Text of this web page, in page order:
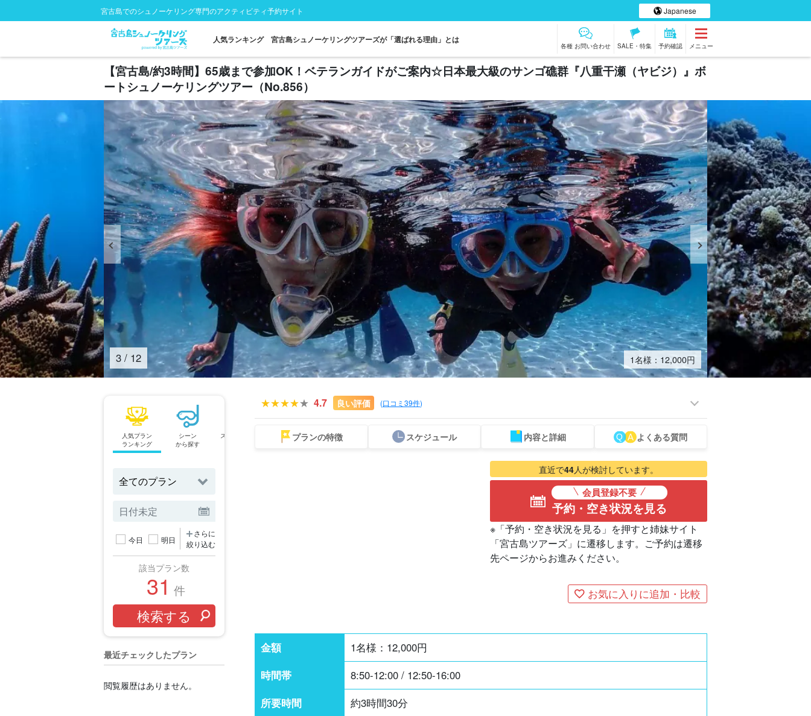
宮古島でのシュノーケリング専門のアクティビティ予約サイト Japanese
人気ランキング 宮古島シュノーケリングツアーズが「選ばれる理由」とは
各種 お問い合わせ SALE・特集 予約確認 メニュー
【宮古島/約3時間】65歳まで参加OK！ベテランガイドがご案内☆日本最大級のサンゴ礁群『八重干瀬（ヤビジ）』ボ
ートシュノーケリングツアー（No.856）
4 / 12 1名様： 12,000円
人気プラン
ランキング
シーン
から探す
スポットから
当日予約OK
プラン
送迎付きプラン ウミガメツアー レンタカー
チャーター
貸切ツアー
今日 明日
さらに
絞り込む
該当プラン数
31 件
最近チェックしたプラン
閲覧履歴はありません。
4.7 良い評価 (口コミ39件)
プランの特徴 スケジュール 内容と詳細 よくある質問
直近で44人が検討しています。
会員登録不要
予約・空き状況を見る
※「予約・空き状況を見る」を押すと姉妹サイト
「宮古島ツアーズ」に遷移します。ご予約は遷移
先ページからお進みください。
お気に入りに追加・比較
金額 1名様： 12,000円
時間帯
8:50-12:00 / 12:50-16:00
所要時間
約3時間30分